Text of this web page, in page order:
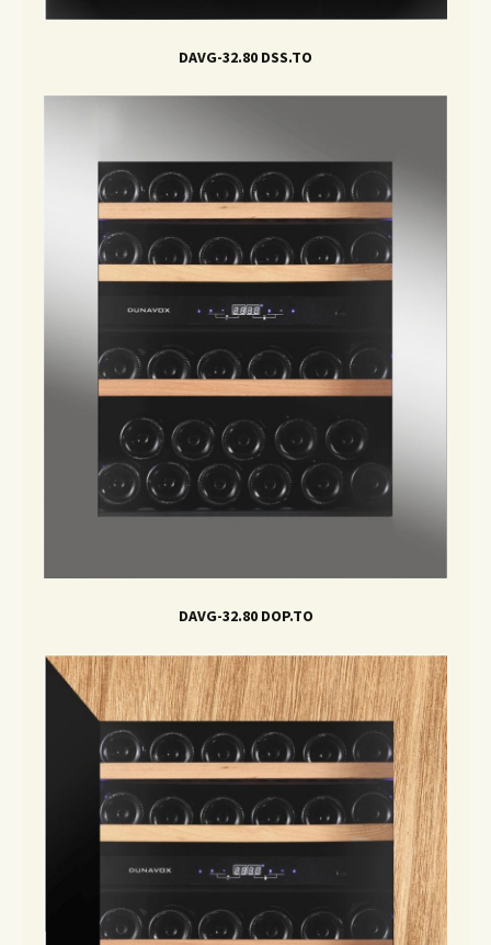
DAVG-32.80 DSS.TO
DAVG-32.80 DOP.TO